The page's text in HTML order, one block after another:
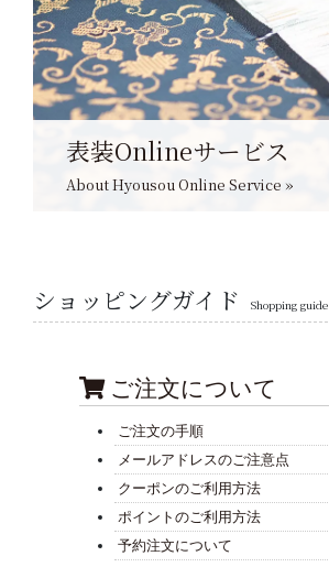
表装Onlineサービス
About Hyousou Online Service »
ショッピングガイド Shopping guide
ご注文について
ご注文の手順
メールアドレスのご注意点
クーポンのご利用方法
ポイントのご利用方法
予約注文について